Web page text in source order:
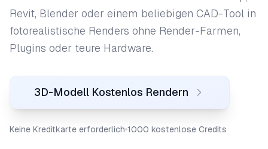
Revit, Blender oder einem beliebigen CAD-Tool in
fotorealistische Renders ohne Render-Farmen,
Plugins oder teure Hardware.
3D-Modell Kostenlos Rendern
Keine Kreditkarte erforderlich 1000 kostenlose Credits